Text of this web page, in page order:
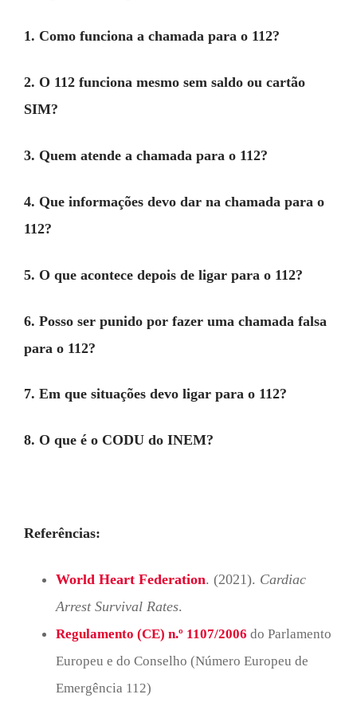
1. Como funciona a chamada para o 112?
2. O 112 funciona mesmo sem saldo ou cartão
SIM?
3. Quem atende a chamada para o 112?
4. Que informações devo dar na chamada para o
112?
5. O que acontece depois de ligar para o 112?
6. Posso ser punido por fazer uma chamada falsa
para o 112?
7. Em que situações devo ligar para o 112?
8. O que é o CODU do INEM?
Referências:
World Heart Federation. (2021). Cardiac
Arrest Survival Rates.
Regulamento (CE) n.º 1107/2006 do Parlamento
Europeu e do Conselho (Número Europeu de
Emergência 112)